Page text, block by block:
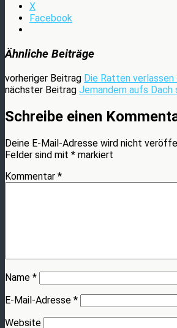
X
Facebook
Ähnliche Beiträge
vorheriger Beitrag Die Ratten
nächster Beitrag Jemandem aufs Dach
Schreibe einen
Deine E-Mail-Adresse wird nicht
Felder sind mit * markiert
Kommentar *
Name *
E-Mail-Adresse *
Website